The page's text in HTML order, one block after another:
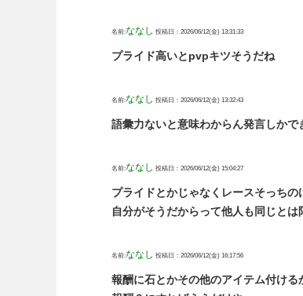
名前:ななし 投稿日：2026/06/12(金) 13:31:33
プライド高いとpvpキツそうだね
名前:ななし 投稿日：2026/06/12(金) 13:32:43
語彙力ないと意味わからん発言しかで
名前:ななし 投稿日：2026/06/12(金) 15:04:27
プライドとかじゃなくレースそっち
自分がそうだからって他人も同じとは
名前:ななし 投稿日：2026/06/12(金) 16:17:56
報酬に石とかその他のアイテム付け